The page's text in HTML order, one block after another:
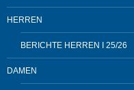
HERREN
BERICHTE HERREN I 25/26
DAMEN